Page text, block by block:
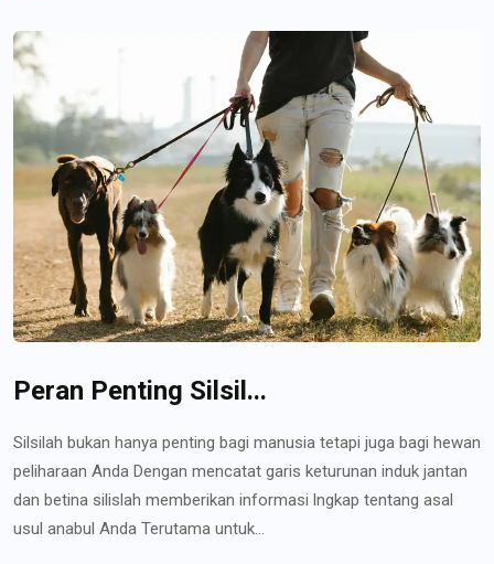
Peran Penting Silsil...
Silsilah bukan hanya penting bagi manusia tetapi juga bagi hewan
peliharaan Anda Dengan mencatat garis keturunan induk jantan
dan betina silislah memberikan informasi lngkap tentang asal
usul anabul Anda Terutama untuk...